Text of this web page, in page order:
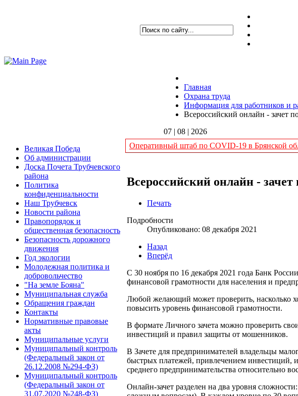
Главная
Охрана труда
Информация для работников и
Всероссийский онлайн - зачет
07 | 08 | 2026
Великая Победа
Об администрации
Доска Почета Трубчевского
района
Политика
конфиденциальности
Наш Трубчевск
Новости района
Правопорядок и
общественная безопасность
Безопасность дорожного
движения
Год экологии
Молодежная политика и
добровольчество
"На земле Бояна"
Муниципальная служба
Обращения граждан
Контакты
Нормативные правовые
акты
Муниципальные услуги
Муниципальный контроль
(Федеральный закон от
26.12.2008 №294-ФЗ)
Муниципальный контроль
(Федеральный закон от
31.07.2020 №248-ФЗ)
Оперативный штаб по COVID-19 в Брянской
Всероссийский онлайн -
Печать
Подробности
Опубликовано: 08 декабря 2021
Назад
Вперёд
С 30 ноября по 16 декабря 2021 года Банк
финансовой грамотности для населения и
Любой желающий может проверить, насколько
повысить уровень финансовой грамотности.
В формате Личного зачета можно проверить
инвестиций и правил защиты от мошенников.
В Зачете для предпринимателей владельцы
быстрых платежей, привлечением инвестиций,
среднего предпринимательства относительно
Онлайн-зачет разделен на два уровня